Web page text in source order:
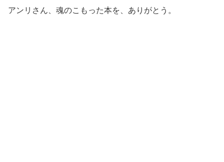
アンリさん、魂のこもった本を、ありがとう。